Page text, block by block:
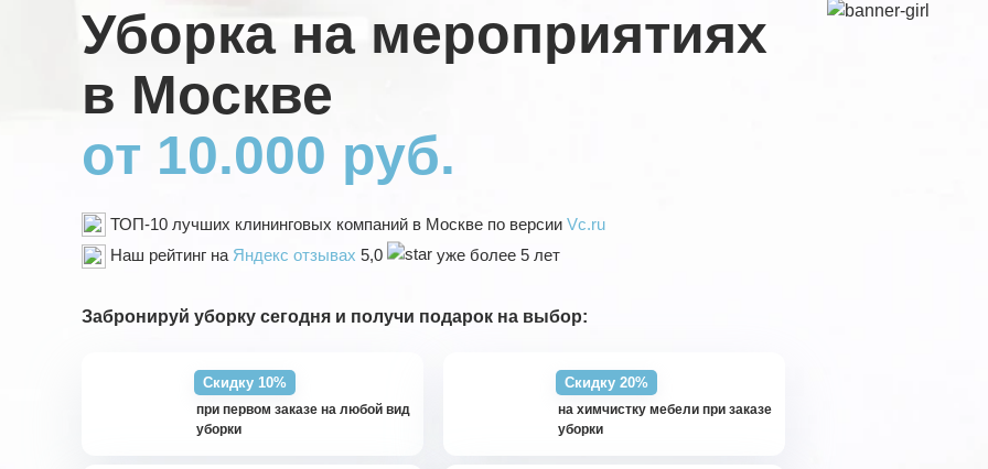
Уборка на мероприятиях
в Москве
от 10.000 руб.
ТОП-10 лучших клининговых компаний в Москве по версии Vc.ru
Наш рейтинг на Яндекс отзывах 5,0 уже более 5 лет
Забронируй уборку сегодня и получи подарок на выбор:
Скидку 10%
при первом заказе на любой вид
уборки
Скидку 20%
на химчистку мебели при заказе
уборки